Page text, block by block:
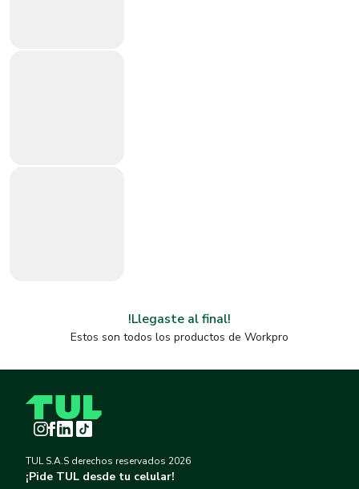
!Llegaste al final!
Estos son todos los productos de Workpro
Instagram
Facebook
LinkedInTikTok
TUL S.A.S derechos reservados 2026
¡Pide TUL desde tu celular!